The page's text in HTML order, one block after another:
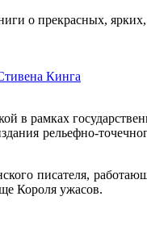
о прекрасных,
Кинга
в рамках
рельефно-
писателя,
Короля ужасов.